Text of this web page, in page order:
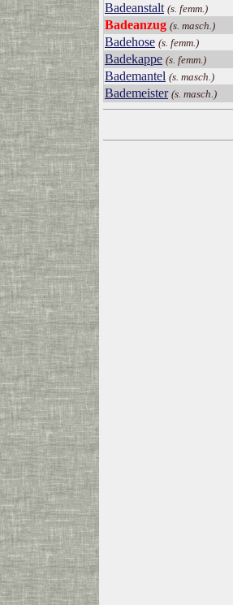
Badeanstalt (s. femm.)
Badeanzug (s. masch.)
Badehose (s. femm.)
Badekappe (s. femm.)
Bademantel (s. masch.)
Bademeister (s. masch.)